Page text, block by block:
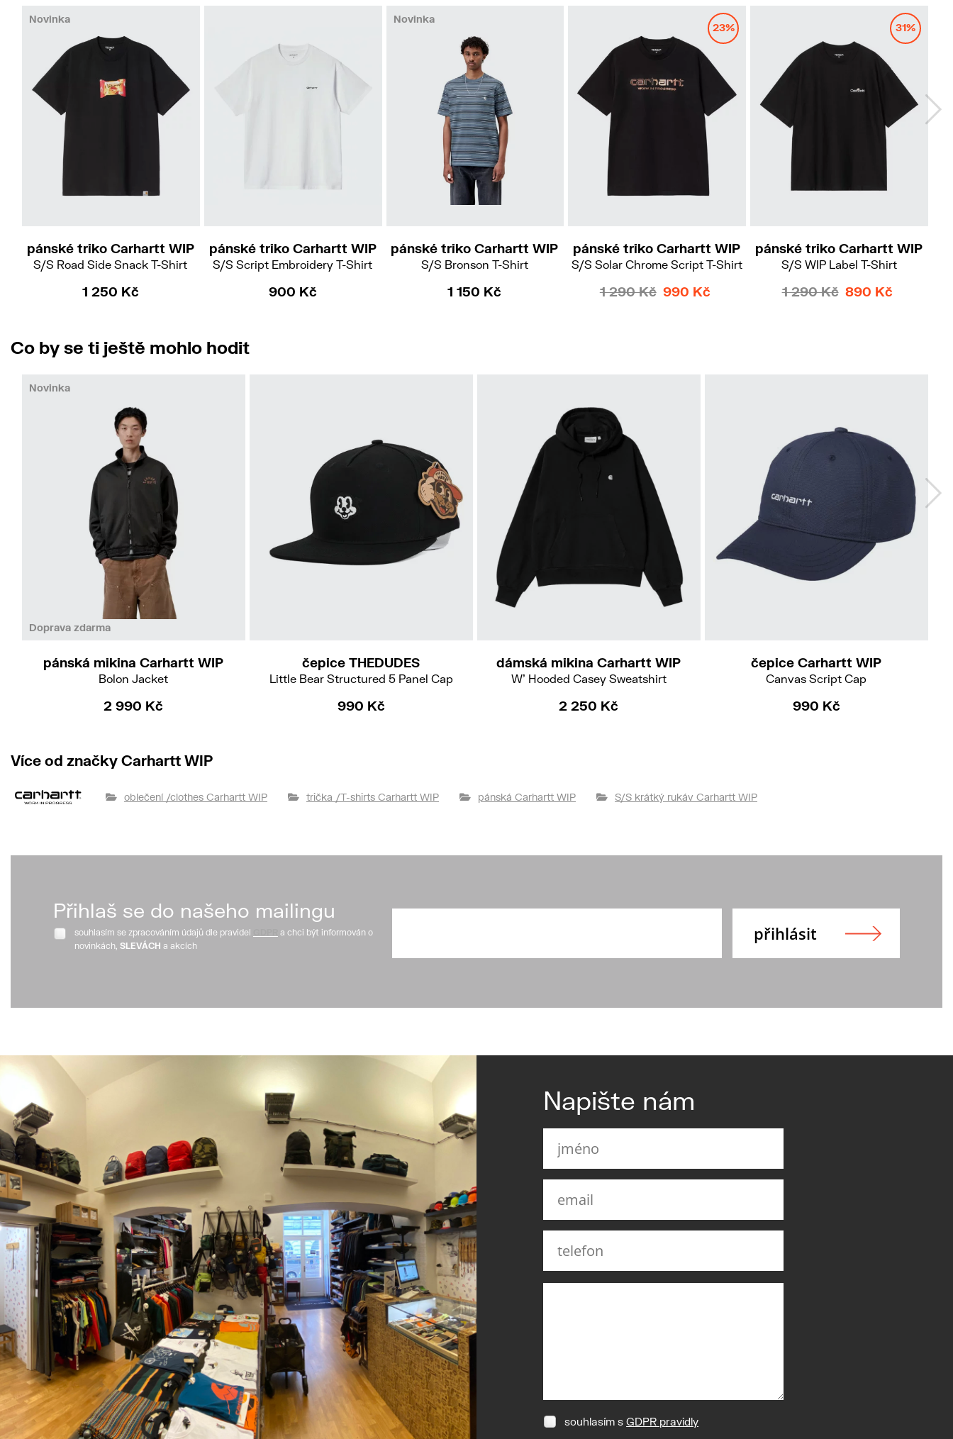
Novinka
pánské triko Carhartt WIP
S/S Road Side Snack T-Shirt
1 250 Kč
pánské triko Carhartt WIP
S/S Script Embroidery T-Shirt
900 Kč
Novinka
pánské triko Carhartt WIP
S/S Bronson T-Shirt
1 150 Kč
23%
pánské triko Carhartt WIP
S/S Solar Chrome Script T-Shirt
1 290 Kč 990 Kč
31%
pánské triko Carhartt WIP
S/S WIP Label T-Shirt
1 290 Kč 890 Kč
Co by se ti ještě mohlo hodit
Doprava zdarma
Novinka
pánská mikina Carhartt WIP
Bolon Jacket
2 990 Kč
čepice THEDUDES
Little Bear Structured 5 Panel Cap
990 Kč
dámská mikina Carhartt WIP
W' Hooded Casey Sweatshirt
2 250 Kč
čepice Carhartt WIP
Canvas Script Cap
990 Kč
Více od značky Carhartt WIP
oblečení /clothes Carhartt WIP trička /T-shirts Carhartt WIP pánská Carhartt WIP S/S krátký rukáv Carhartt WIP
Přihlaš se do našeho mailingu
souhlasím se zpracováním údajů dle pravidel
a chci být informován o
novinkách, SLEVÁCH a akcích
Napište nám
souhlasím sGDPR pravidly